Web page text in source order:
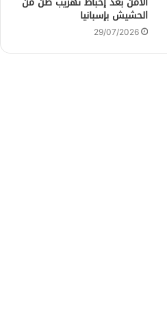
الحشيش بإسبانيا
29/07/2026